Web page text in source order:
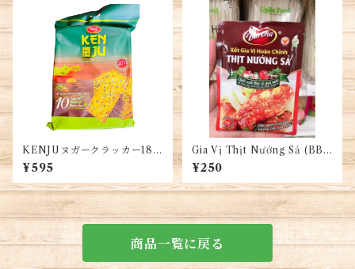
KENJUヌガークラッカー186
g・Bánh Kem Cracker KE
NJU
¥595
Gia Vị Thịt Nướng Sả (BBQ
レモングラスソース)
¥250
商品一覧に戻る